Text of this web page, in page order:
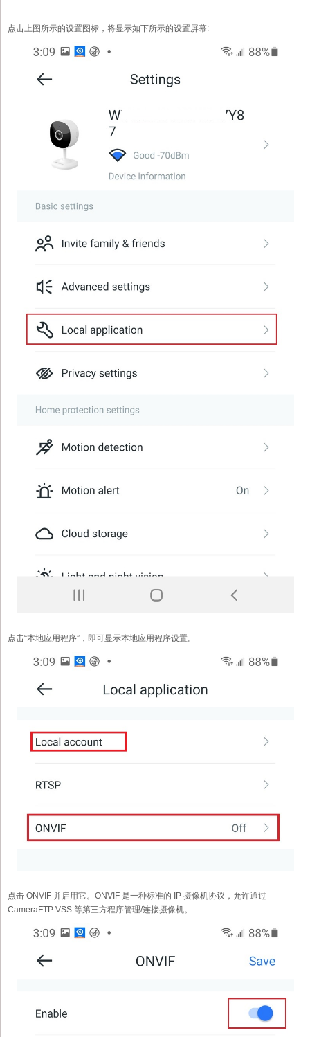
点击上图所示的设置图标，将显示如下所示的设置屏幕:
点击“本地应用程序”，即可显示本地应用程序设置。
点击 ONVIF 并启用它。ONVIF 是一种标准的 IP 摄像机协议，允许通过
CameraFTP VSS 等第三方程序管理/连接摄像机。